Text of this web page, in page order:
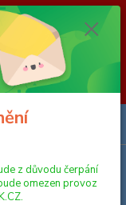
8. 2026 nebude z
a bude omezen
přijaté, nebo
v pátek 7. 8. 2026.
2026 do neděle 23. 8.
8. 2026. Děkujeme za
Menu
z důvodu čerpání
omezen provoz